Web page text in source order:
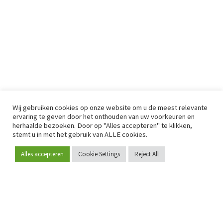
Word lid
Wij gebruiken cookies op onze website om u de meest relevante
ervaring te geven door het onthouden van uw voorkeuren en
herhaalde bezoeken. Door op "Alles accepteren" te klikken,
stemt u in met het gebruik van ALLE cookies.
Alles accepteren Cookie Settings Reject All